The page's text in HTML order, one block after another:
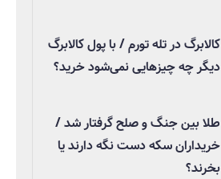
کالابرگ در تله تورم / با پول کالابرگ
دیگر چه چیزهایی نمی‌شود خرید؟
طلا بین جنگ و صلح گرفتار شد /
خریداران سکه دست نگه دارند یا
بخرند؟